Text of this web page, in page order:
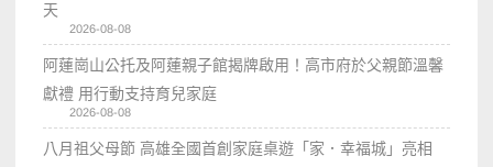
天
2026-08-08
阿蓮崗山公托及阿蓮親子館揭牌啟用！高市府於父親節溫馨
獻禮 用行動支持育兒家庭
2026-08-08
八月祖父母節 高雄全國首創家庭桌遊「家．幸福城」亮相